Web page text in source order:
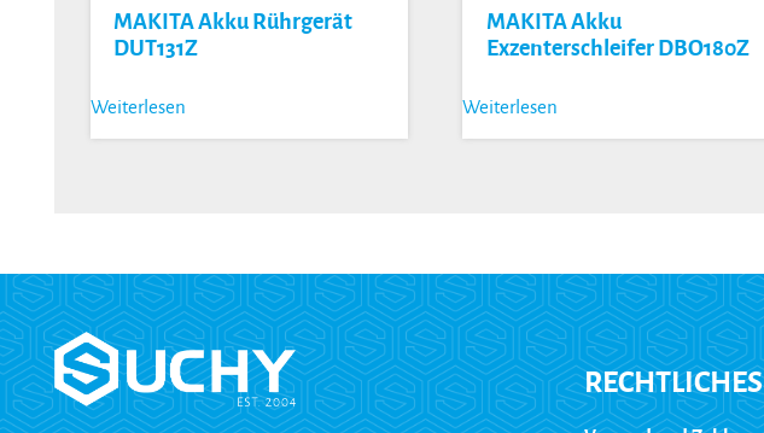
MAKITA Akku Rührgerät
DUT131Z
Weiterlesen
MAKITA Akku
Exzenterschleifer DBO180Z
Weiterlesen
RECHTLICHES